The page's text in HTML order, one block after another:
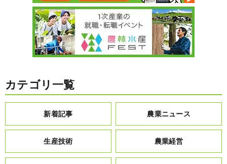
カテゴリ一覧
新着記事 農業ニュース
生産技術 農業経営